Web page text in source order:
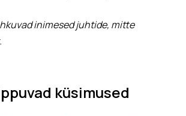
inimesed juhtide, mitte
küsimused